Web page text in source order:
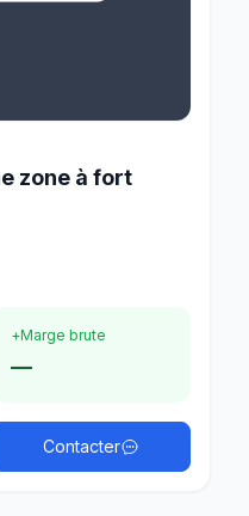
zone à fort
+Marge brute
—
Contacter